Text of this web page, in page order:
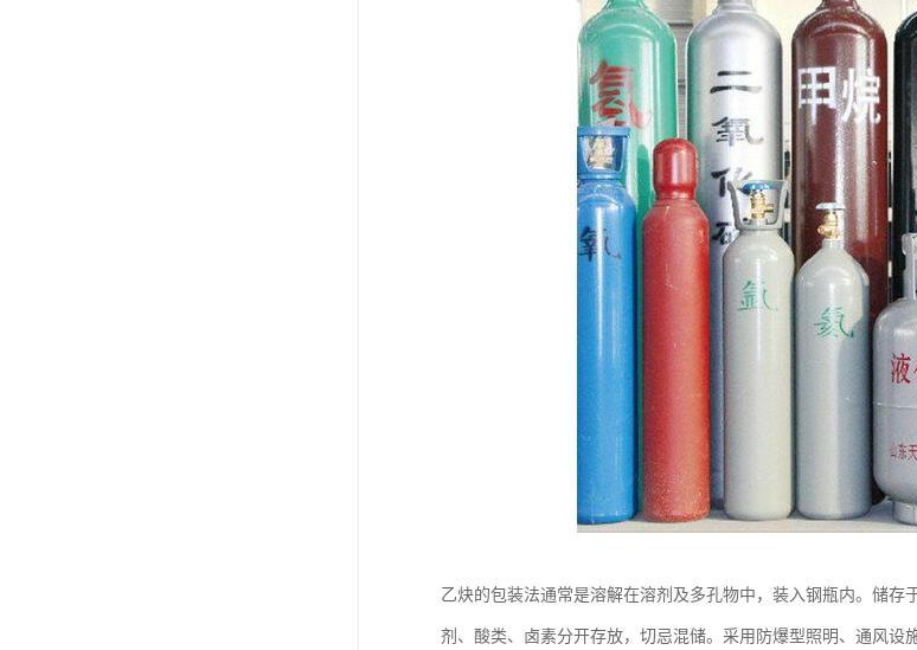
乙炔的包装法通常是溶解在溶剂及多孔物中，装入钢瓶内。储
剂、酸类、卤素分开存放，切忌混储。采用防爆型照明、通风